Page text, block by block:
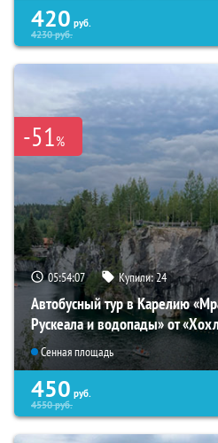
420 руб.
4230руб.
-51%
05:54:06 Купили:24
Автобусный тур в Карелию
Рускеала и водопады» от
Сенная площадь
450 руб.
4550руб.